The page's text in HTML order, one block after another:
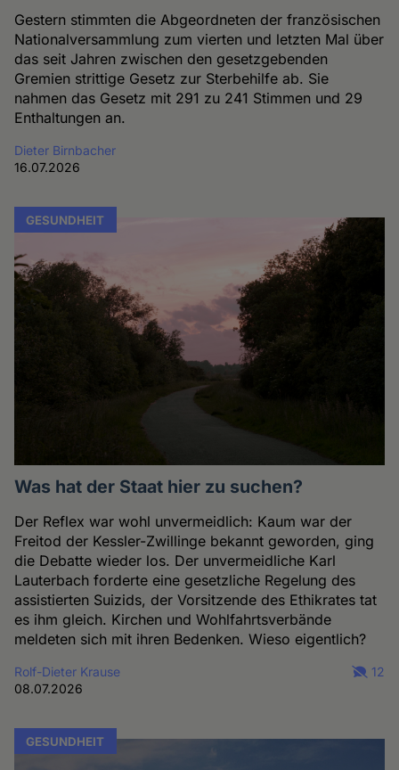
Gestern stimmten die Abgeordneten der französischen
Nationalversammlung zum vierten und letzten Mal über
das seit Jahren zwischen den gesetzgebenden
Gremien strittige Gesetz zur Sterbehilfe ab. Sie
nahmen das Gesetz mit 291 zu 241 Stimmen und 29
Enthaltungen an.
Dieter Birnbacher
16.07.2026
GESUNDHEIT
Was hat der Staat hier zu suchen?
Der Reflex war wohl unvermeidlich: Kaum war der
Freitod der Kessler-Zwillinge bekannt geworden, ging
die Debatte wieder los. Der unvermeidliche Karl
Lauterbach forderte eine gesetzliche Regelung des
assistierten Suizids, der Vorsitzende des Ethikrates tat
es ihm gleich. Kirchen und Wohlfahrtsverbände
meldeten sich mit ihren Bedenken. Wieso eigentlich?
Rolf-Dieter Krause
08.07.2026
12
GESUNDHEIT